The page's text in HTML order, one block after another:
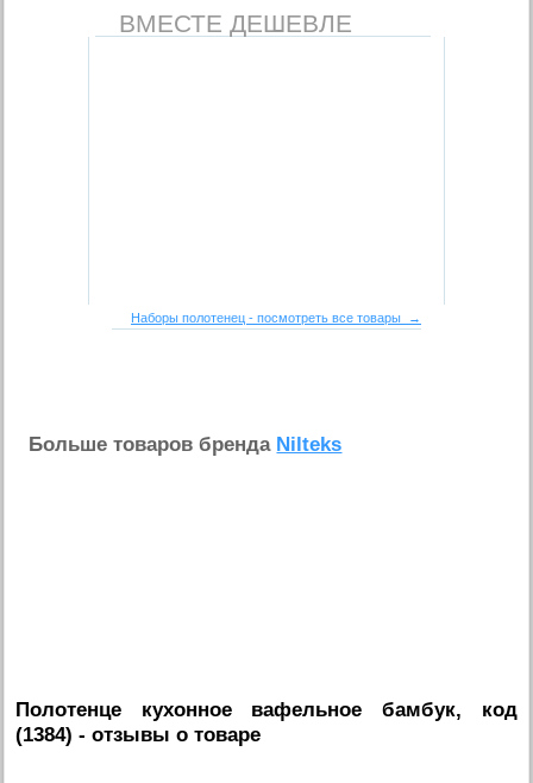
ВМЕСТЕ ДЕШЕВЛЕ
Наборы полотенец - посмотреть все товары →
Больше товаров бренда Nilteks
Полотенце кухонное вафельное бамбук, код
(1384) - отзывы о товаре